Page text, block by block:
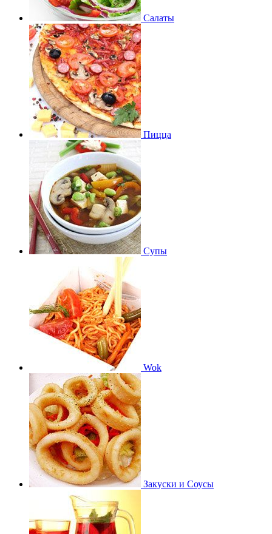
Салаты
Пицца
Супы
Wok
Закуски и Соусы